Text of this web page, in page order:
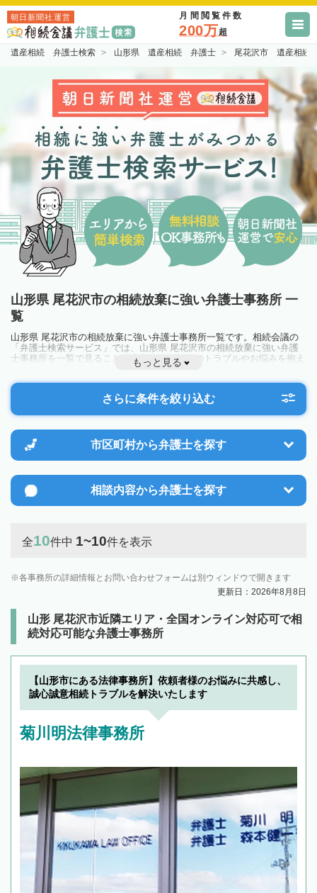
朝日新聞社運営 月間閲覧件数
200万超
遺産相続 弁護士検索 山形県 遺産相続 弁護士 尾花沢市 遺産相続
山形県 尾花沢市の相続放棄に強い弁護士事務所 一
覧
山形県 尾花沢市の相続放棄に強い弁護士事務所一覧です。相続会議の
「弁護士検索サービス」では、山形県 尾花沢市の相続放棄に強い弁護
士事務所を一覧で見ることが出来ます。相続のトラブルやお悩みを抱え
ている方は一度近隣の弁護士に相談してみましょう。
もっと見る
さらに条件を絞り込む
市区町村から弁護士を探す
相談内容から弁護士を探す
全10件中 1~10件を表示
各事務所の詳細情報とお問い合わせフォームは別ウィンドウで開きます
更新日：2026年8月8日
山形 尾花沢市近隣エリア・全国オンライン対応可で相
続対応可能な弁護士事務所
【山形市にある法律事務所】依頼者様のお悩みに共感し、
誠心誠意相続トラブルを解決いたします
菊川明法律事務所